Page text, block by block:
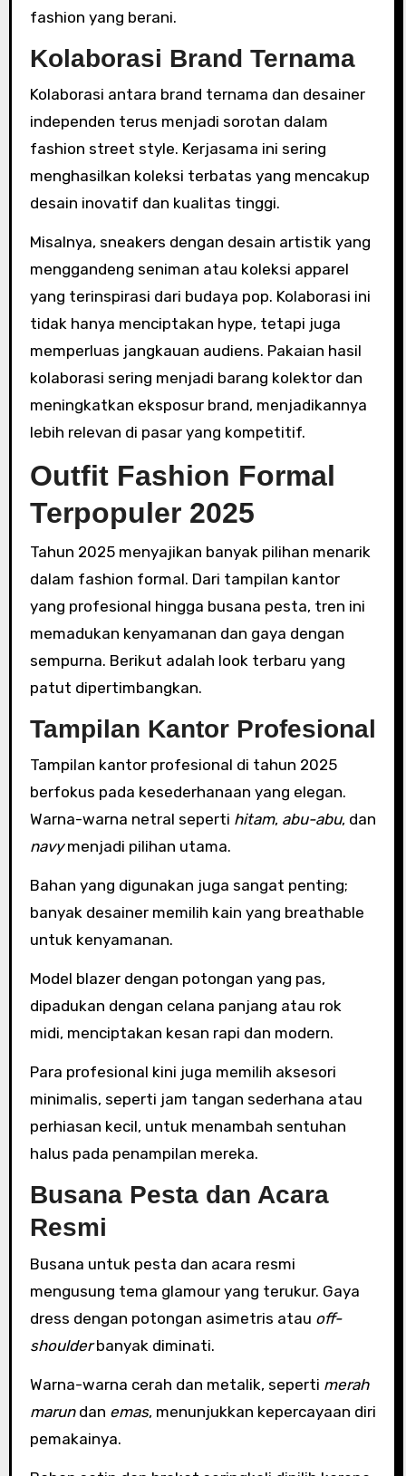
fashion yang berani.
Kolaborasi Brand Ternama
Kolaborasi antara brand ternama dan desainer
independen terus menjadi sorotan dalam
fashion street style. Kerjasama ini sering
menghasilkan koleksi terbatas yang mencakup
desain inovatif dan kualitas tinggi.
Misalnya, sneakers dengan desain artistik yang
menggandeng seniman atau koleksi apparel
yang terinspirasi dari budaya pop. Kolaborasi ini
tidak hanya menciptakan hype, tetapi juga
memperluas jangkauan audiens. Pakaian hasil
kolaborasi sering menjadi barang kolektor dan
meningkatkan eksposur brand, menjadikannya
lebih relevan di pasar yang kompetitif.
Outfit Fashion Formal
Terpopuler 2025
Tahun 2025 menyajikan banyak pilihan menarik
dalam fashion formal. Dari tampilan kantor
yang profesional hingga busana pesta, tren ini
memadukan kenyamanan dan gaya dengan
sempurna. Berikut adalah look terbaru yang
patut dipertimbangkan.
Tampilan Kantor Profesional
Tampilan kantor profesional di tahun 2025
berfokus pada kesederhanaan yang elegan.
Warna-warna netral seperti hitam, abu-abu, dan
navymenjadi pilihan utama.
Bahan yang digunakan juga sangat penting;
banyak desainer memilih kain yang breathable
untuk kenyamanan.
Model blazer dengan potongan yang pas,
dipadukan dengan celana panjang atau rok
midi, menciptakan kesan rapi dan modern.
Para profesional kini juga memilih aksesori
minimalis, seperti jam tangan sederhana atau
perhiasan kecil, untuk menambah sentuhan
halus pada penampilan mereka.
Busana Pesta dan Acara
Resmi
Busana untuk pesta dan acara resmi
mengusung tema glamour yang terukur. Gaya
dress dengan potongan asimetris atau off-
shoulderbanyak diminati.
Warna-warna cerah dan metalik, seperti merah
marundan emas, menunjukkan kepercayaan diri
pemakainya.